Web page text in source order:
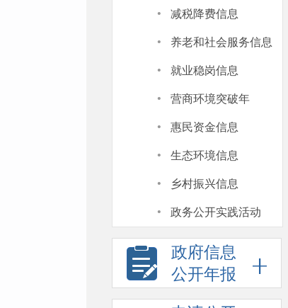
· 减税降费信息
· 养老和社会服务信息
· 就业稳岗信息
· 营商环境突破年
· 惠民资金信息
· 生态环境信息
· 乡村振兴信息
· 政务公开实践活动
政府信息
公开年报